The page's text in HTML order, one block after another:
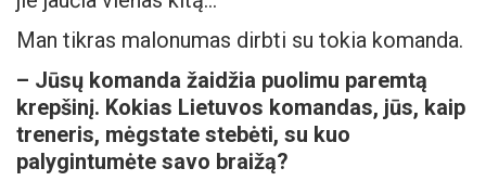
Man tikras malonumas dirbti su tokia komanda.
– Jūsų komanda žaidžia puolimu paremtą
krepšinį. Kokias Lietuvos komandas, jūs, kaip
treneris, mėgstate stebėti, su kuo
palygintumėte savo braižą?